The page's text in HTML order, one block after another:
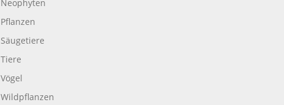
Neophyten
Pflanzen
Säugetiere
Tiere
Vögel
Wildpflanzen